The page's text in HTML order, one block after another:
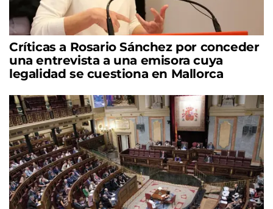
Críticas a Rosario Sánchez por conceder
una entrevista a una emisora cuya
legalidad se cuestiona en Mallorca